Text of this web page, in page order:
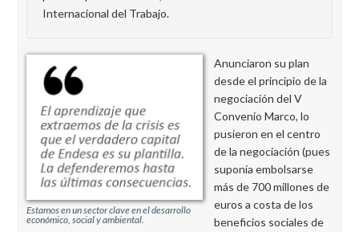
Internacional del Trabajo.
Estamos en un sector clave en el desarrollo
económico, social y ambiental.
Anunciaron su plan
desde el principio de la
negociación del V
Convenio Marco, lo
pusieron en el centro
de la negociación (pues
suponía embolsarse
más de 700 millones de
euros a costa de los
beneficios sociales de